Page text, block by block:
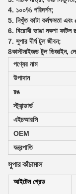
4. ১০০% পরিদর্শন;
5. নিখুঁত কাটা কর্মক্ষমতা
6. বিরোধী ভাঙা নকশা ফাটল
7. সুপার দীর্ঘ টুল জীবন;
8কাস্টমাইজড টুল ডিজাইন,
পণ্যের নাম
উপাদান
রঙ
স্ট্যান্ডার্ড
এইচআরসি
OEM
যন্ত্রপাতি
সুপার কাঁচামাল
আইটেম গ্রেড